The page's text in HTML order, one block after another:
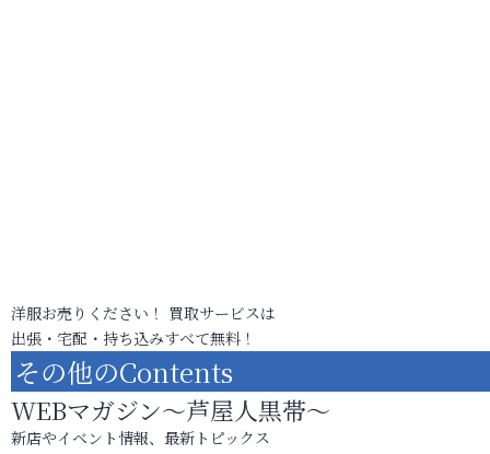
洋服お売りください！ 買取サービスは
出張・宅配・持ち込みすべて無料！
その他のContents
WEBマガジン～芦屋人黒帯～
新店やイベント情報、最新トピックス